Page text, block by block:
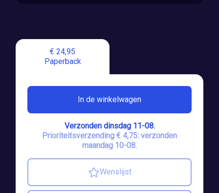
€ 24,95
Paperback
In de winkelwagen
Verzonden dinsdag 11-08.
Prioriteitsverzending € 4,75: verzonden
maandag 10-08.
Wenslijst